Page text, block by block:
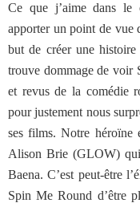
Ce que j’aime dans le
apporter un point de vue
but de créer une
trouve dommage de voir
et revus de la comédie
pour justement nous
ses films. Notre héroïne
Alison Brie (GLOW) qui
Baena. C’est peut-être
Spin Me Round d’être